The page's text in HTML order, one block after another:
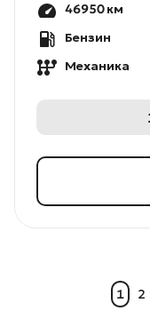
46950км
Бензин
Механика
1 2